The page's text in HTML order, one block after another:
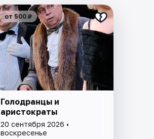
от 500 ₽
Голодранцы и
аристократы
20 сентября 2026 •
воскресенье